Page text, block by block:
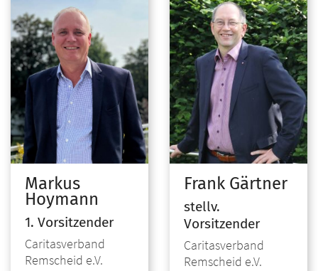
Markus
Hoymann
1. Vorsitzender
Caritasverband
Remscheid e.V.
Frank Gärtner
stellv.
Vorsitzender
Caritasverband
Remscheid e.V.